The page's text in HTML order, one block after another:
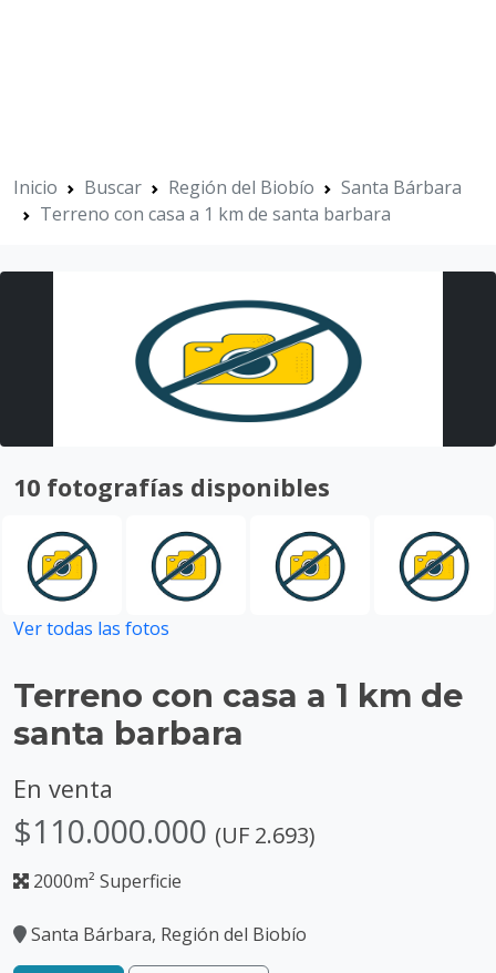
Inicio Buscar Región del Biobío
Santa Bárbara
Terreno con casa a 1 km de santa barbara
10 fotografías disponibles
Ver todas las fotos
Terreno con casa a 1 km de
santa barbara
En venta
$110.000.000 (UF 2.693)
2000m² Superficie
Santa Bárbara, Región del Biobío